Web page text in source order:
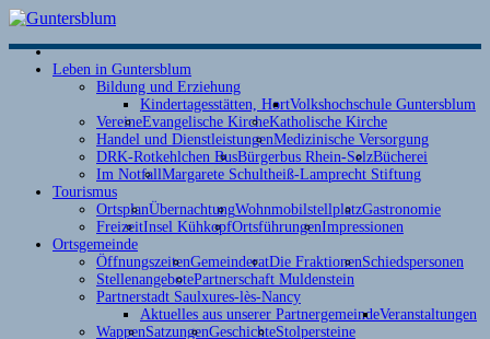
Leben in Guntersblum
Bildung und Erziehung
Kindertagesstätten, HortVolkshochschule Guntersblum
VereineEvangelische KircheKatholische Kirche
Handel und DienstleistungenMedizinische Versorgung
DRK-Rotkehlchen BusBürgerbus Rhein-SelzBücherei
Im NotfallMargarete Schultheiß-Lamprecht Stiftung
Tourismus
OrtsplanÜbernachtungWohnmobilstellplatzGastronomie
FreizeitInsel KühkopfOrtsführungenImpressionen
Ortsgemeinde
ÖffnungszeitenGemeinderatDie FraktionenSchiedspersonen
StellenangebotePartnerschaft Muldenstein
Partnerstadt Saulxures-lès-Nancy
Aktuelles aus unserer PartnergemeindeVeranstaltungen
WappenSatzungenGeschichteStolpersteine